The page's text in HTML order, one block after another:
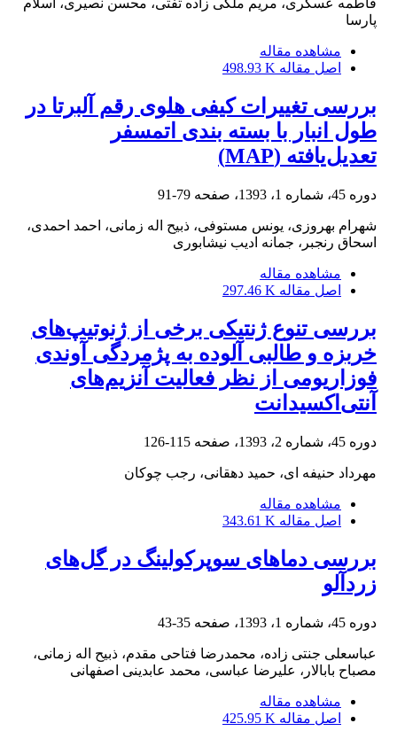
فاطمه عسکری، مریم ملکی زاده تفتی، محسن نصیری، اسلام
پارسا
مشاهده مقاله
اصل مقاله 498.93 K
بررسی تغییرات کیفی هلوی رقم آلبرتا در
طول انبار با بسته ‏بندی اتمسفر
تعدیل‌یافته (MAP)
دوره 45، شماره 1، 1393، صفحه 79-91
شهرام بهروزی، یونس مستوفی، ذبیح اله زمانی، احمد احمدی،
اسحاق رنجبر، جمانه ادیب نیشابوری
مشاهده مقاله
اصل مقاله 297.46 K
بررسی تنوع ژنتیکی برخی از ژنوتیپ‌های
خربزه و طالبی آلوده به پژمردگی آوندی
فوزاریومی از نظر فعالیت آنزیم‌های
آنتی‌اکسیدانت
دوره 45، شماره 2، 1393، صفحه 115-126
مهرداد حنیفه ای، حمید دهقانی، رجب چوکان
مشاهده مقاله
اصل مقاله 343.61 K
بررسی دماهای سوپرکولینگ در گل‌های
زردآلو
دوره 45، شماره 1، 1393، صفحه 35-43
عباسعلی جنتی زاده، محمدرضا فتاحی مقدم، ذبیح اله زمانی،
مصباح بابالار، علیرضا عباسی، محمد عابدینی اصفهانی
مشاهده مقاله
اصل مقاله 425.95 K